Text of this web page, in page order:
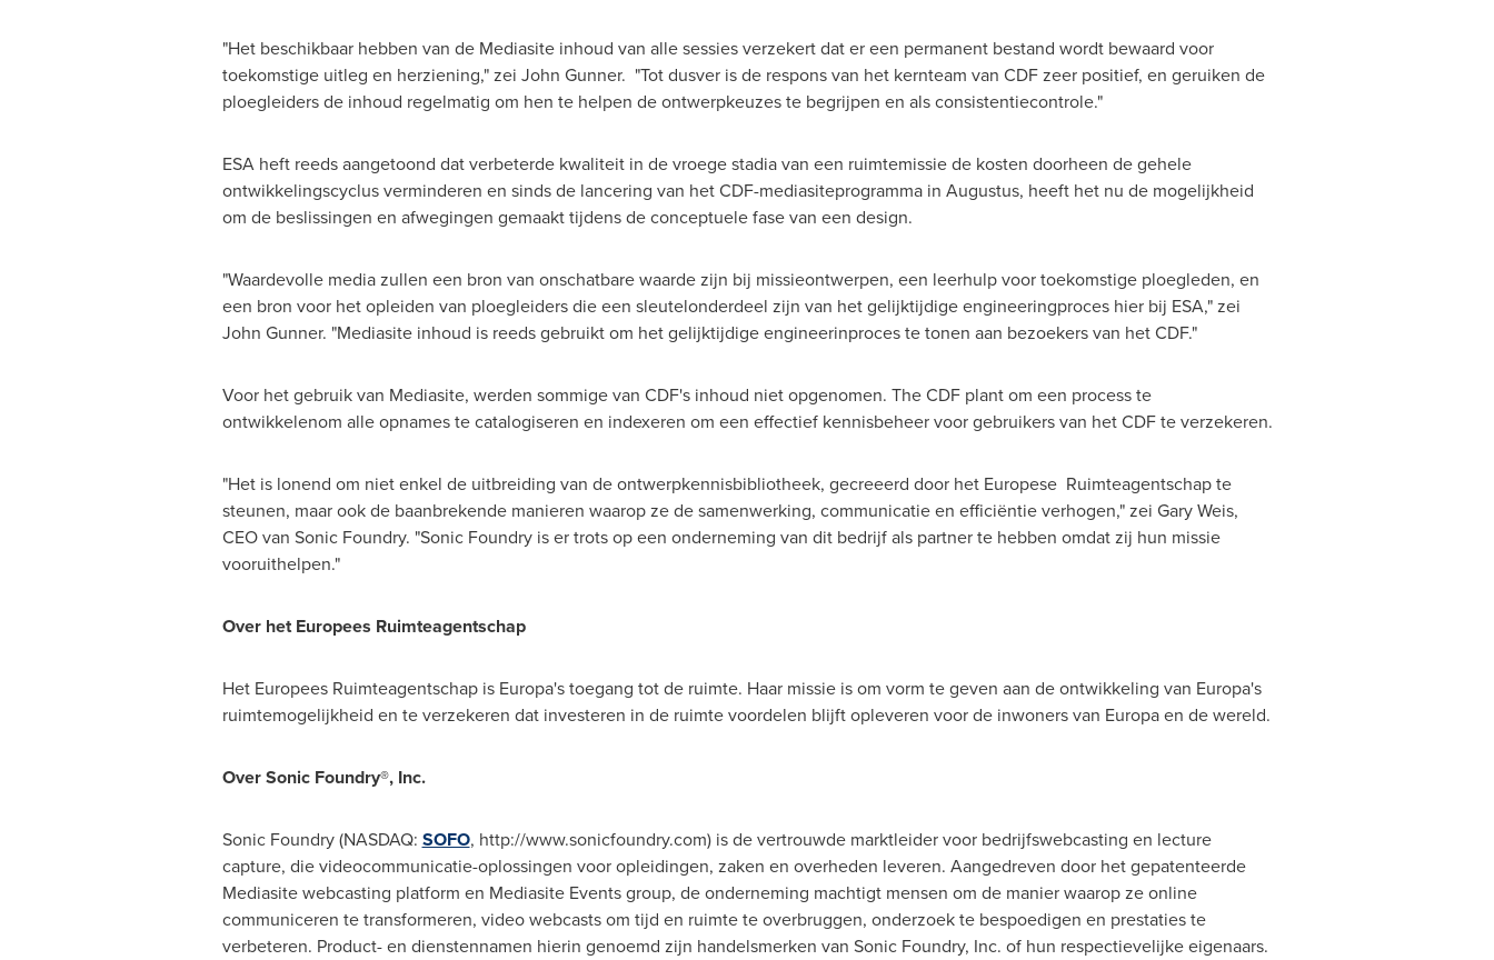
"Het beschikbaar hebben van de Mediasite inhoud van alle sessies verzekert dat er een permanent bestand wordt bewaard voor
toekomstige uitleg en herziening," zei John Gunner. "Tot dusver is de respons van het kernteam van CDF zeer positief, en geruiken de
ploegleiders de inhoud regelmatig om hen te helpen de ontwerpkeuzes te begrijpen en als consistentiecontrole."
ESA heft reeds aangetoond dat verbeterde kwaliteit in de vroege stadia van een ruimtemissie de kosten doorheen de gehele
ontwikkelingscyclus verminderen en sinds de lancering van het CDF-mediasiteprogramma in Augustus, heeft het nu de mogelijkheid
om de beslissingen en afwegingen gemaakt tijdens de conceptuele fase van een design.
"Waardevolle media zullen een bron van onschatbare waarde zijn bij missieontwerpen, een leerhulp voor toekomstige ploegleden, en
een bron voor het opleiden van ploegleiders die een sleutelonderdeel zijn van het gelijktijdige engineeringproces hier bij ESA," zei
John Gunner. "Mediasite inhoud is reeds gebruikt om het gelijktijdige engineerinproces te tonen aan bezoekers van het CDF."
Voor het gebruik van Mediasite, werden sommige van CDF's inhoud niet opgenomen. The CDF plant om een process te
ontwikkelenom alle opnames te catalogiseren en indexeren om een effectief kennisbeheer voor gebruikers van het CDF te verzekeren.
"Het is lonend om niet enkel de uitbreiding van de ontwerpkennisbibliotheek, gecreeerd door het Europese Ruimteagentschap te
steunen, maar ook de baanbrekende manieren waarop ze de samenwerking, communicatie en efficiëntie verhogen," zei Gary Weis,
CEO van Sonic Foundry. "Sonic Foundry is er trots op een onderneming van dit bedrijf als partner te hebben omdat zij hun missie
vooruithelpen."
Over het Europees Ruimteagentschap
Het Europees Ruimteagentschap is Europa's toegang tot de ruimte. Haar missie is om vorm te geven aan de ontwikkeling van Europa's
ruimtemogelijkheid en te verzekeren dat investeren in de ruimte voordelen blijft opleveren voor de inwoners van Europa en de wereld.
Over Sonic Foundry®, Inc.
Sonic Foundry (NASDAQ: SOFO, http://www.sonicfoundry.com) is de vertrouwde marktleider voor bedrijfswebcasting en lecture
capture, die videocommunicatie-oplossingen voor opleidingen, zaken en overheden leveren. Aangedreven door het gepatenteerde
Mediasite webcasting platform en Mediasite Events group, de onderneming machtigt mensen om de manier waarop ze online
communiceren te transformeren, video webcasts om tijd en ruimte te overbruggen, onderzoek te bespoedigen en prestaties te
verbeteren. Product- en dienstennamen hierin genoemd zijn handelsmerken van Sonic Foundry, Inc. of hun respectievelijke eigenaars.